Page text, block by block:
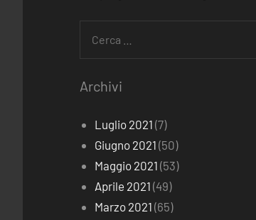
Archivi
Luglio 2021 (7)
Giugno 2021 (50)
Maggio 2021 (53)
Aprile 2021 (49)
Marzo 2021 (65)